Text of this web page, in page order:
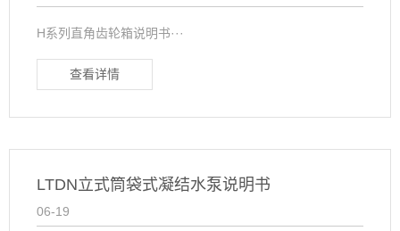
H系列直角齿轮箱说明书···
查看详情
LTDN立式筒袋式凝结水泵说明书
06-19